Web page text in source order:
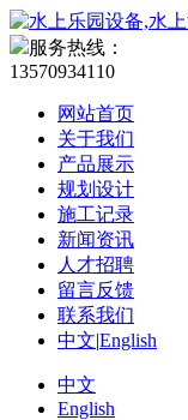
服务热线：
13570934110
网站首页
关于我们
产品展示
规划设计
施工记录
新闻资讯
人才招聘
留言反馈
联系我们
中文|English
中文
English